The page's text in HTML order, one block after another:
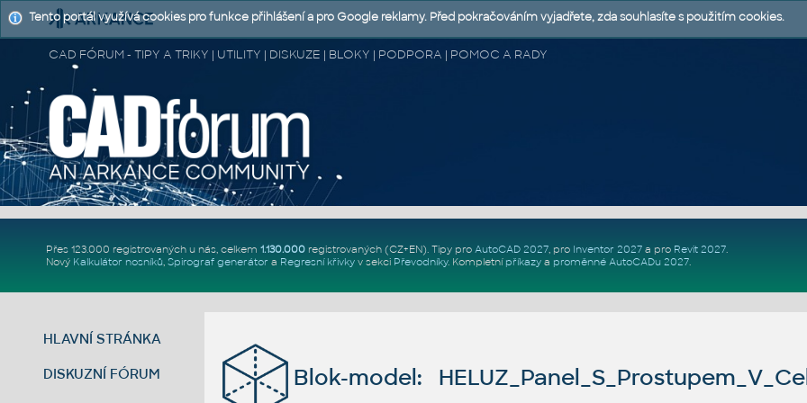
CAD FÓRUM - TIPY A TRIKY | UTILITY | DISKUZE | BLOKY | PODPORA | POMOC A RADY
Přes 123.000 registrovaných u nás, celkem 1.130.000registrovaných (CZ+EN). Tipy pro AutoCAD 2027, pro Inventor 2027a pro Revit 2027.
Nový Kalkulátor nosníků, Spirograf generátor a Regresní křivkyv sekci Převodníky. Kompletní příkazya proměnné AutoCADu 2027.
HLAVNÍ STRÁNKA
DISKUZNÍ FÓRUM Blok-model:
Tento portál využívá cookies pro funkce přihlášení a pro Google reklamy. Před pokračováním vyjadřete, zda souhlasíte s použitím cookies.